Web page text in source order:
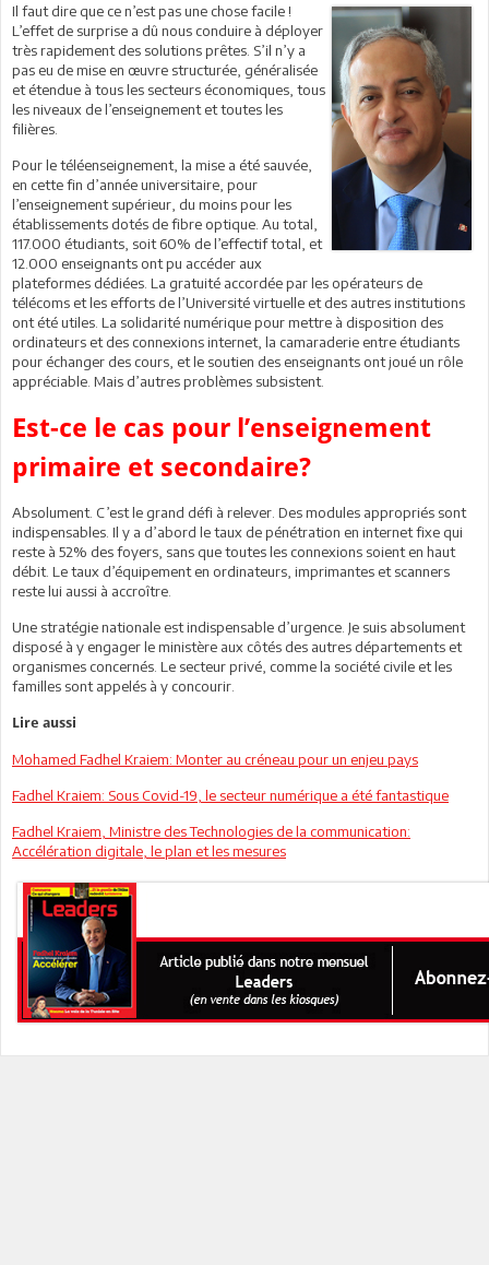
Il faut dire que ce n’est pas une chose facile !
L’effet de surprise a dû nous conduire à déployer
très rapidement des solutions prêtes. S’il n’y a
pas eu de mise en œuvre structurée, généralisée
et étendue à tous les secteurs économiques, tous
les niveaux de l’enseignement et toutes les
filières.
Pour le téléenseignement, la mise a été sauvée,
en cette fin d’année universitaire, pour
l’enseignement supérieur, du moins pour les
établissements dotés de fibre optique. Au total,
117.000 étudiants, soit 60% de l’effectif total, et
12.000 enseignants ont pu accéder aux
plateformes dédiées. La gratuité accordée par les opérateurs de
télécoms et les efforts de l’Université virtuelle et des autres institutions
ont été utiles. La solidarité numérique pour mettre à disposition des
ordinateurs et des connexions internet, la camaraderie entre étudiants
pour échanger des cours, et le soutien des enseignants ont joué un rôle
appréciable. Mais d’autres problèmes subsistent.
Est-ce le cas pour l’enseignement
primaire et secondaire?
Absolument. C’est le grand défi à relever. Des modules appropriés sont
indispensables. Il y a d’abord le taux de pénétration en internet fixe qui
reste à 52% des foyers, sans que toutes les connexions soient en haut
débit. Le taux d’équipement en ordinateurs, imprimantes et scanners
reste lui aussi à accroître.
Une stratégie nationale est indispensable d’urgence. Je suis absolument
disposé à y engager le ministère aux côtés des autres départements et
organismes concernés. Le secteur privé, comme la société civile et les
familles sont appelés à y concourir.
Lire aussi
Mohamed Fadhel Kraiem: Monter au créneau pour un enjeu pays
Fadhel Kraiem: Sous Covid-19, le secteur numérique a été fantastique
Fadhel Kraiem, Ministre des Technologies de la communication:
Accélération digitale, le plan et les mesures